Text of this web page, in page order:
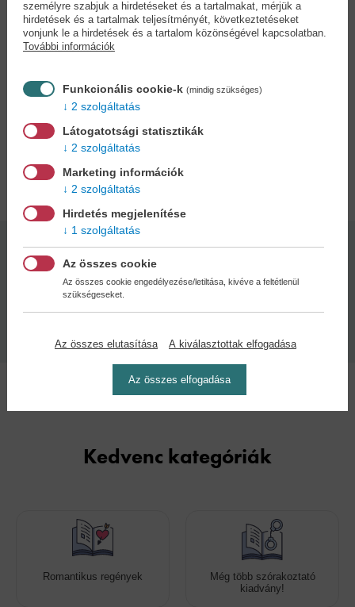
de a szobafenyő közvetítésével mindent megtudott róla. Ám nem a
fogalmi tudás révén, hiszen a szobafenyő nyelve nem a mi
fogalmaink szerint való. Apám egy növény emlékezetét használta
fel arra, hogy a trauma jótékony törlését legyőzze. Amikor elpusztult
Sajtó alá rendezte: Krupp József
BORBÉLY SZILÁRD (1963–2014) költő, író, irodalomtörténész
Adatok
puha kötés
Kiadás dátuma:
Kedvenc kategóriák
Romantikus regények
Még több szórakoztató
kiadvány!
személyre szabjuk a hirdetéseket és a tartalmakat, mérjük a
hirdetések és a tartalmak teljesítményét, következtetéseket
vonjunk le a hirdetések és a tartalom közönségével kapcsolatban.
További információk
Funkcionális cookie-k (mindig szükséges)
2 szolgáltatás
Látogatotsági statisztikák
2 szolgáltatás
Marketing információk
2 szolgáltatás
Hirdetés megjelenítése
1 szolgáltatás
Az összes cookie
Az összes cookie engedélyezése/letiltása, kivéve a feltétlenül
szükségeseket.
Az összes elutasítása A kiválasztottak elfogadása
Az összes elfogadása